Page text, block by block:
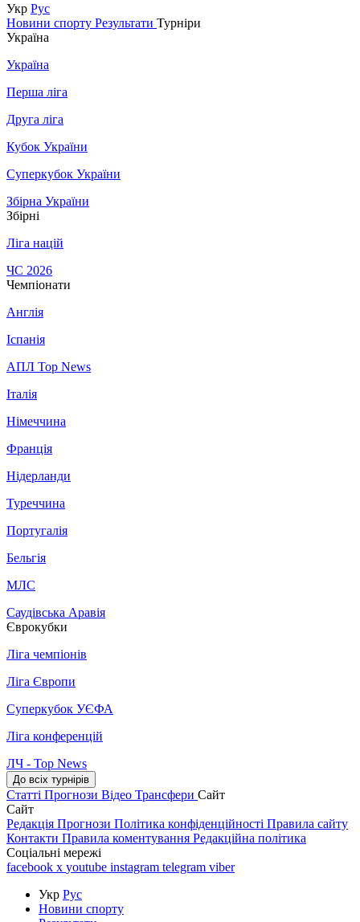
Укр Рус
Новини спорту Результати Турніри
Україна
Україна
Перша ліга
Друга ліга
Кубок України
Суперкубок України
Збірна України
Збірні
Ліга націй
ЧС 2026
Чемпіонати
Англія
Іспанія
АПЛ Top News
Італія
Німеччина
Франція
Нідерланди
Туреччина
Португалія
Бельгія
МЛС
Саудівська Аравія
Єврокубки
Ліга чемпіонів
Ліга Європи
Суперкубок УЄФА
Ліга конференцій
ЛЧ - Top News
До всіх турнірів
Статті Прогнози Відео Трансфери Сайт
Сайт
Редакція Прогнози Політика конфіденційності Правила сайту
Контакти Правила коментування Редакційна політика
Соціальні мережі
facebook x youtube instagram telegram viber
Укр Рус
Новини спорту